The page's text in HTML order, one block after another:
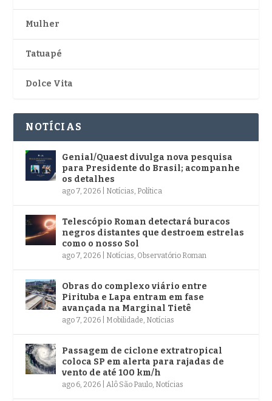
Mulher
Tatuapé
Dolce Vita
NOTÍCIAS
Genial/Quaest divulga nova pesquisa
para Presidente do Brasil; acompanhe
os detalhes
ago 7, 2026 Notícias, Política
Telescópio Roman detectará buracos
negros distantes que destroem estrelas
como o nosso Sol
ago 7, 2026 Notícias, Observatório Roman
Obras do complexo viário entre
Pirituba e Lapa entram em fase
avançada na Marginal Tietê
ago 7, 2026 Mobilidade, Notícias
Passagem de ciclone extratropical
coloca SP em alerta para rajadas de
vento de até 100 km/h
ago 6, 2026 |Alô São Paulo, Notícias